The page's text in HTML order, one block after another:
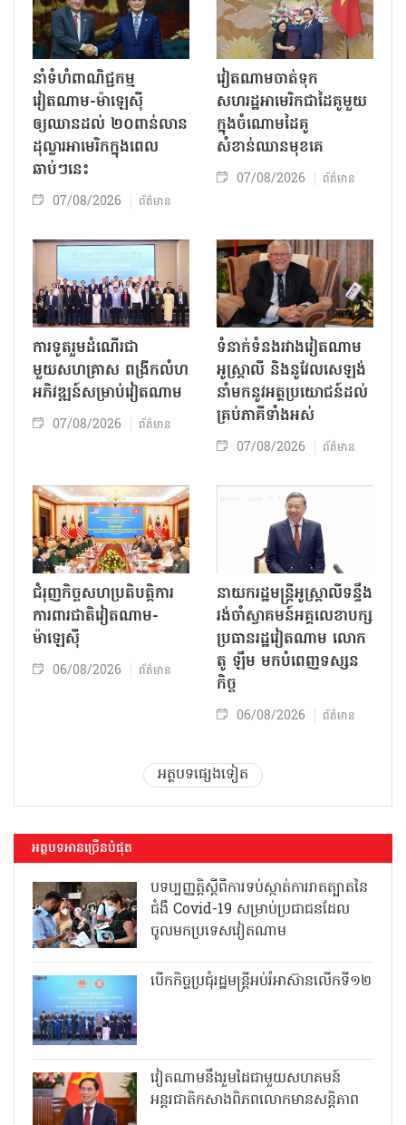
នាំទំហំពាណិជ្ជកម្ម
វៀតណាម-ម៉ាឡេស៊ី
ឲ្យឈានដល់ ២០ពាន់លាន
ដុល្លារអាមេរិកក្នុងពេល
ឆាប់ៗនេះ
07/08/2026 ព័ត៌មាន
វៀតណាមចាត់ទុក
សហរដ្ឋអាមេរិកជាដៃគូមួយ
ក្នុងចំណោមដៃគូ
សំខាន់ឈានមុខគេ
07/08/2026 ព័ត៌មាន
ការទូតរួមដំណើរជា
មួយសហគ្រាស ពង្រីកលំហ
អភិវឌ្ឍន៍សម្រាប់វៀតណាម
07/08/2026 ព័ត៌មាន
ទំនាក់ទំនងរវាងវៀតណាម
អូស្ត្រាលី និងនូវែលសេឡង់
នាំមកនូវអត្ថប្រយោជន៍ដល់
គ្រប់ភាគីទាំងអស់
07/08/2026 ព័ត៌មាន
ជំរុញកិច្ចសហប្រតិបត្តិការ
ការពារជាតិវៀតណាម-
ម៉ាឡេស៊ី
06/08/2026 ព័ត៌មាន
នាយករដ្ឋមន្ត្រីអូស្ត្រាលីទន្ទឹង
រង់ចាំស្វាគមន៍អគ្គលេខាបក្ស
ប្រធានរដ្ឋវៀតណាម លោក
តូ ឡឹម មកបំពេញទស្សន
កិច្ច
06/08/2026 ព័ត៌មាន
អត្ថបទផ្សេងទៀត
អត្ថបទអានច្រើនបំផុត
បទប្បញ្ញត្តិស្តីពីការទប់ស្កាត់ការរាតត្បាតនៃ
ជំងឺ Covid-19 សម្រាប់ប្រជាជនដែល
ចូលមកប្រទេសវៀតណាម
បើកកិច្ចប្រជុំរដ្ឋមន្ត្រីអប់រំអាស៊ានលើកទី១២
វៀតណាមនឹងរួមដៃជាមួយសហគមន៍
អន្តរជាតិកសាងពិភពលោកមានសន្តិភាព